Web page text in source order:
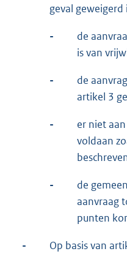
geval
-
de
is van
-
de
artikel 3
-
er niet
voldaan
-
de
aanvraag
punten
-
Op basis van